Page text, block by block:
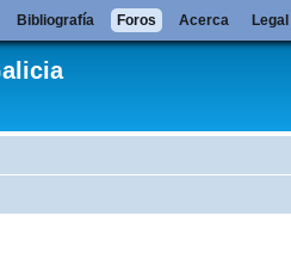
Bibliografía Foros Acerca Legal